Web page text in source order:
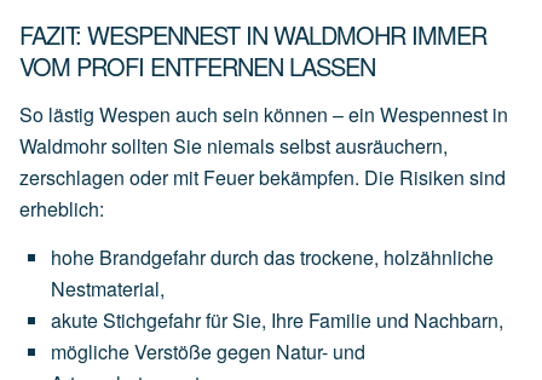
FAZIT: WESPENNEST IN WALDMOHR IMMER
VOM PROFI ENTFERNEN LASSEN
So lästig Wespen auch sein können – ein Wespennest in
Waldmohr sollten Sie niemals selbst ausräuchern,
zerschlagen oder mit Feuer bekämpfen. Die Risiken sind
erheblich:
hohe Brandgefahrdurch dastrockene, holzähnliche
Nestmaterial,
akuteStichgefahrfürSie, Ihre Familie und Nachbarn,
möglicheVerstößegegen Natur- und